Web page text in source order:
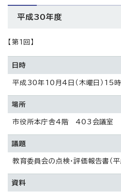
平成30年度
【第1回】
日時
平成30年10月4日（木曜日）15時
場所
市役所本庁舎4階 403会議室
議題
教育委員会の点検・評価報告書（
資料